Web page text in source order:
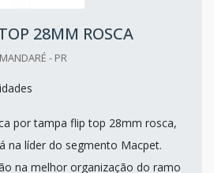
28MM ROSCA
- PR
por tampa flip top 28mm rosca,
na líder do segmento Macpet.
na melhor organização do ramo